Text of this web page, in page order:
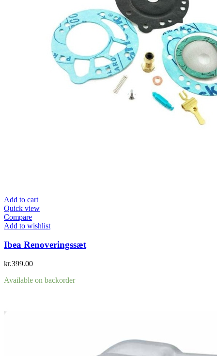
Add to cart
Quick view
Compare
Add to wishlist
Ibea Renoveringssæt
kr.399.00
Available on backorder